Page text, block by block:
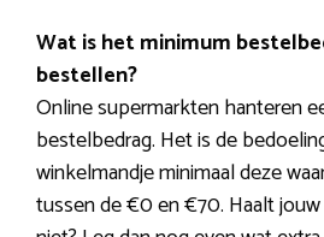
Wat is het minimum
bestellen?
Online supermarkten hanteren
bestelbedrag. Het is de
winkelmandje minimaal deze
tussen de €0 en €70. Haalt